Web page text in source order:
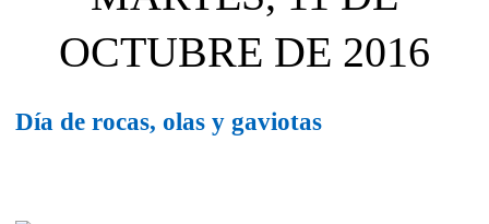
OCTUBRE DE 2016
Día de rocas, olas y gaviotas